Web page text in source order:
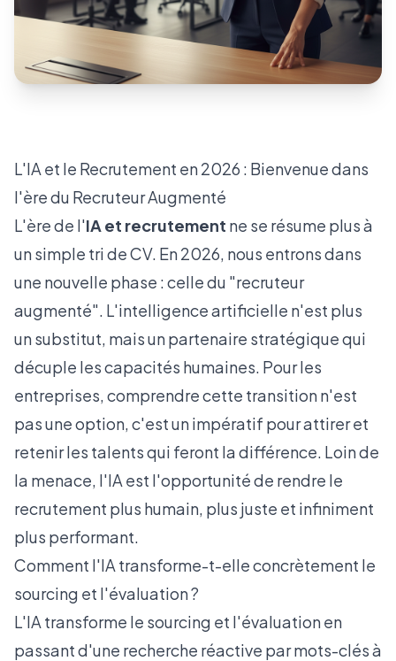
L'IA et le Recrutement en 2026 : Bienvenue dans
l'ère du Recruteur Augmenté
L'ère de l'IA et recrutement ne se résume plus à
un simple tri de CV. En 2026, nous entrons dans
une nouvelle phase : celle du "recruteur
augmenté". L'intelligence artificielle n'est plus
un substitut, mais un partenaire stratégique qui
décuple les capacités humaines. Pour les
entreprises, comprendre cette transition n'est
pas une option, c'est un impératif pour attirer et
retenir les talents qui feront la différence. Loin de
la menace, l'IA est l'opportunité de rendre le
recrutement plus humain, plus juste et infiniment
plus performant.
Comment l'IA transforme-t-elle concrètement le
sourcing et l'évaluation ?
L'IA transforme le sourcing et l'évaluation en
passant d'une recherche réactive par mots-clés à